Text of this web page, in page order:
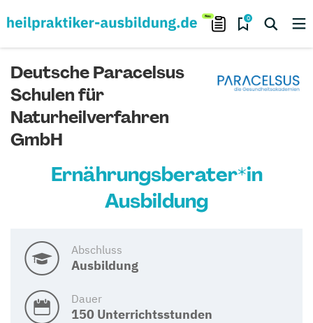
0
Deutsche Paracelsus
Schulen für
Naturheilverfahren
GmbH
Ernährungsberater*in
Ausbildung
Abschluss
Ausbildung
Dauer
150 Unterrichtsstunden